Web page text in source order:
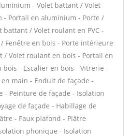
- Volet battant / Volet
Portail en aluminium - Porte /
battant / Volet roulant en PVC -
/ Fenêtre en bois - Porte intérieure
/ Volet roulant en bois - Portail en
bois - Escalier en bois - Vitrerie -
main - Enduit de façade -
- Peinture de façade - Isolation
de façade - Habillage de
- Faux plafond - Plâtre
phonique - Isolation